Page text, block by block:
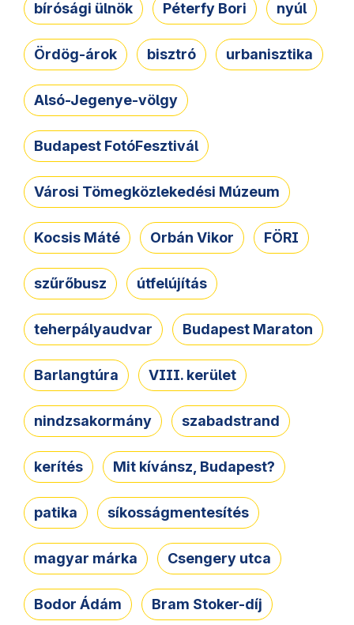
bírósági ülnök Péterfy Bori nyúl
Ördög-árok bisztró urbanisztika
Alsó-Jegenye-völgy
Budapest FotóFesztivál
Városi Tömegközlekedési Múzeum
Kocsis Máté Orbán Vikor FÖRI
szűrőbusz útfelújítás
teherpályaudvar Budapest Maraton
Barlangtúra VIII. kerület
nindzsakormány szabadstrand
kerítés Mit kívánsz, Budapest?
patika síkosságmentesítés
magyar márka Csengery utca
Bodor Ádám Bram Stoker-díj